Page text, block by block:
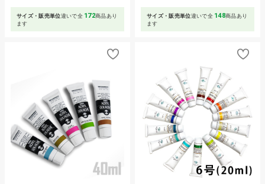
サイズ・販売単位違いで全 172商品あり
ます
サイズ・販売単位違いで全 148商品あり
ます